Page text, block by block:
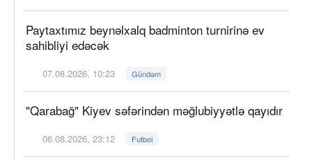
Paytaxtımız beynəlxalq badminton turnirinə ev
sahibliyi edəcək
07.08.2026, 10:23 Gündəm
"Qarabağ" Kiyev səfərindən məğlubiyyətlə qayıdır
06.08.2026, 23:12 Futbol